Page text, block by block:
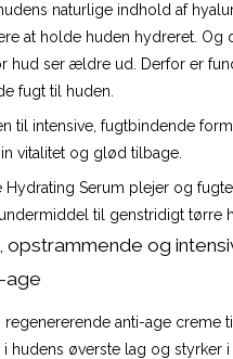
naturlige indhold af
at holde huden hydreret. Og
hud ser ældre ud. Derfor er
fugt til huden.
til intensive, fugtbindende
vitalitet og glød tilbage.
Hydrating Serum plejer og
til genstridigt tørre
opstrammende og
age
regenererende anti-age creme
i hudens øverste lag og styrker i